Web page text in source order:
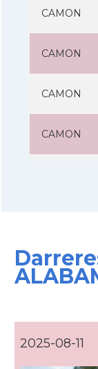
CAMON
CAMON
CAMON
CAMON
CAMON
CAMON
2025-08-11